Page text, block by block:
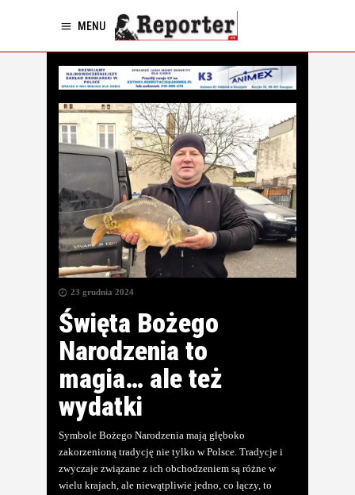
MENU
23 grudnia 2024
Święta Bożego
Narodzenia to
magia… ale też
wydatki
Symbole Bożego Narodzenia mają głęboko
zakorzenioną tradycję nie tylko w Polsce. Tradycje i
zwyczaje związane z ich obchodzeniem są różne w
wielu krajach, ale niewątpliwie jedno, co łączy, to